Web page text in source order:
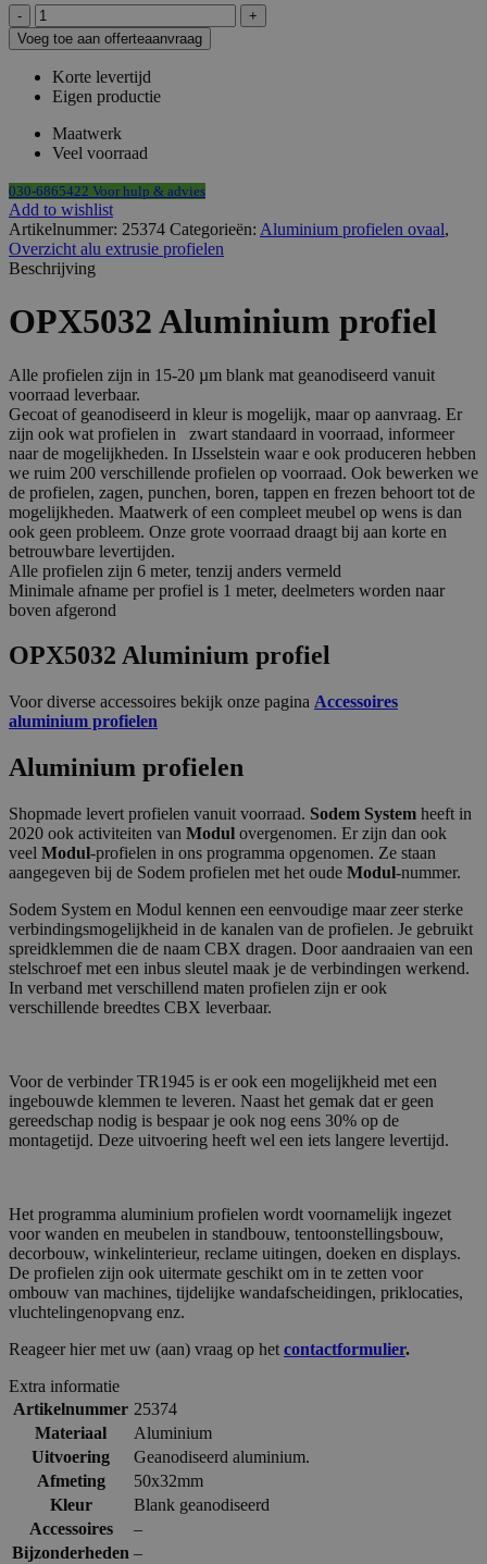
OPX5032
aantal
Voeg toe aan offerteaanvraag
Korte levertijd
Eigen productie
Maatwerk
Veel voorraad
030-6865422 Voor hulp & advies
Add to wishlist
Artikelnummer: 25374 Categorieën: Aluminium profielen ovaal,
Overzicht alu extrusie profielen
Beschrijving
OPX5032 Aluminium profiel
Alle profielen zijn in 15-20 µm blank mat geanodiseerd vanuit
voorraad leverbaar.
Gecoat of geanodiseerd in kleur is mogelijk, maar op aanvraag. Er
zijn ook wat profielen in zwart standaard in voorraad, informeer
naar de mogelijkheden. In IJsselstein waar e ook produceren hebben
we ruim 200 verschillende profielen op voorraad. Ook bewerken we
de profielen, zagen, punchen, boren, tappen en frezen behoort tot de
mogelijkheden. Maatwerk of een compleet meubel op wens is dan
ook geen probleem. Onze grote voorraad draagt bij aan korte en
betrouwbare levertijden.
Alle profielen zijn 6 meter, tenzij anders vermeld
Minimale afname per profiel is 1 meter, deelmeters worden naar
boven afgerond
OPX5032 Aluminium profiel
Voor diverse accessoires bekijk onze pagina Accessoires
aluminium profielen
Aluminium profielen
Shopmade levert profielen vanuit voorraad. Sodem System heeft in
2020 ook activiteiten van Modul overgenomen. Er zijn dan ook
veel Modul-profielen in ons programma opgenomen. Ze staan
aangegeven bij de Sodem profielen met het oude Modul-nummer.
Sodem System en Modul kennen een eenvoudige maar zeer sterke
verbindingsmogelijkheid in de kanalen van de profielen. Je gebruikt
spreidklemmen die de naam CBX dragen. Door aandraaien van een
stelschroef met een inbus sleutel maak je de verbindingen werkend.
In verband met verschillend maten profielen zijn er ook
verschillende breedtes CBX leverbaar.
Voor de verbinder TR1945 is er ook een mogelijkheid met een
ingebouwde klemmen te leveren. Naast het gemak dat er geen
gereedschap nodig is bespaar je ook nog eens 30% op de
montagetijd. Deze uitvoering heeft wel een iets langere levertijd.
Het programma aluminium profielen wordt voornamelijk ingezet
voor wanden en meubelen in standbouw, tentoonstellingsbouw,
decorbouw, winkelinterieur, reclame uitingen, doeken en displays.
De profielen zijn ook uitermate geschikt om in te zetten voor
ombouw van machines, tijdelijke wandafscheidingen, priklocaties,
vluchtelingenopvang enz.
Reageer hier met uw (aan) vraag op het contactformulier.
Extra informatie
Artikelnummer 25374
Materiaal
Aluminium
Uitvoering
Geanodiseerd aluminium.
Afmeting
50x32mm
Kleur
Blank geanodiseerd
Accessoires
–
Bijzonderheden –